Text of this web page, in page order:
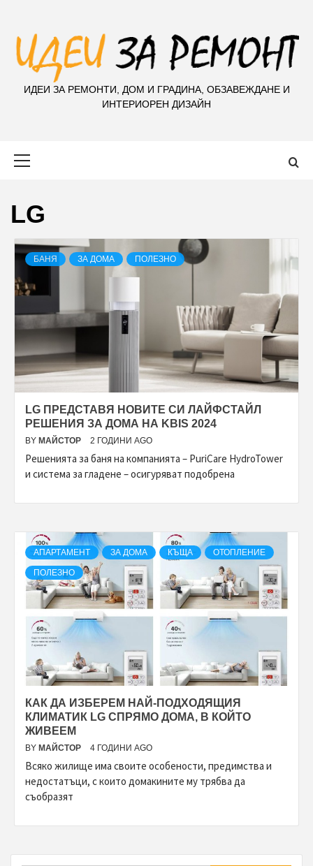
ИДЕИ ЗА РЕМОНТИ, ДОМ И ГРАДИНА, ОБЗАВЕЖДАНЕ И
ИНТЕРИОРЕН ДИЗАЙН
LG
БАНЯ ЗА ДОМА ПОЛЕЗНО
LG ПРЕДСТАВЯ НОВИТЕ СИ ЛАЙФСТАЙЛ
РЕШЕНИЯ ЗА ДОМА НА KBIS 2024
BY МАЙСТОР 2 ГОДИНИ AGO
Решенията за баня на компанията – PuriCare HydroTower
и система за гладене – осигуряват подобрена
АПАРТАМЕНТ ЗА ДОМА КЪЩА ОТОПЛЕНИЕ
ПОЛЕЗНО
КАК ДА ИЗБЕРЕМ НАЙ-ПОДХОДЯЩИЯ
КЛИМАТИК LG СПРЯМО ДОМА, В КОЙТО
ЖИВЕЕМ
BY МАЙСТОР 4 ГОДИНИ AGO
Всяко жилище има своите особености, предимства и
недостатъци, с които домакините му трябва да
съобразят